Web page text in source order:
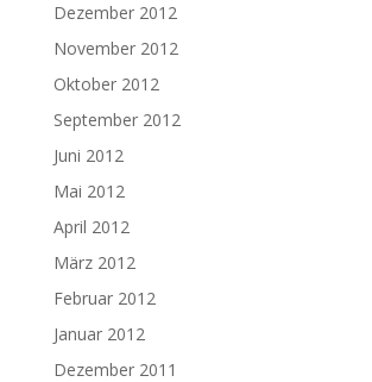
Dezember 2012
November 2012
Oktober 2012
September 2012
Juni 2012
Mai 2012
April 2012
März 2012
Februar 2012
Januar 2012
Dezember 2011